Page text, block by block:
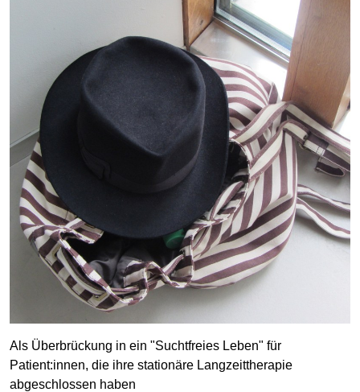
Als Überbrückung in ein "Suchtfreies Leben" für
Patient:innen, die ihre stationäre Langzeittherapie
abgeschlossen haben